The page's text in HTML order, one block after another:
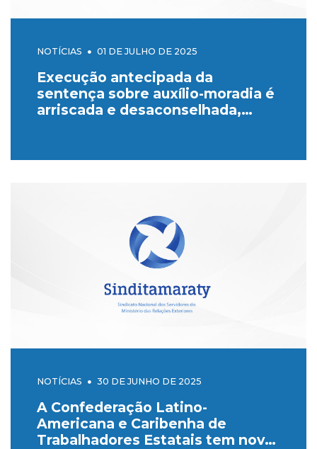
NOTÍCIAS 01 DE JULHO DE 2025
Execução antecipada da
sentença sobre auxílio-moradia é
arriscada e desaconselhada,
NOTÍCIAS 30 DE JUNHO DE 2025
A Confederação Latino-
Americana e Caribenha de
Trabalhadores Estatais tem nova